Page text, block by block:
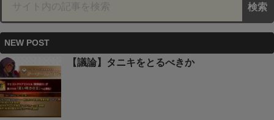
NEW POST
【議論】タニキをとるべきか